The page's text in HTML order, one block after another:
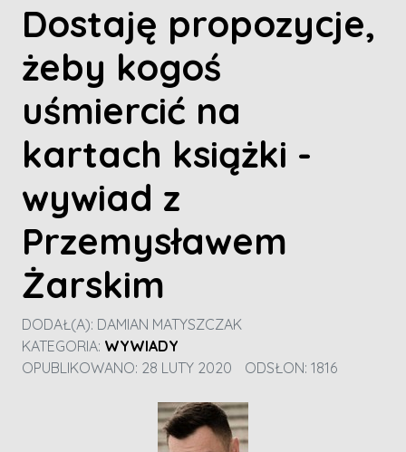
Dostaję propozycje,
żeby kogoś
uśmiercić na
kartach książki -
wywiad z
Przemysławem
Żarskim
DODAŁ(A): DAMIAN MATYSZCZAK
KATEGORIA: WYWIADY
OPUBLIKOWANO: 28 LUTY 2020
ODSŁON: 1816